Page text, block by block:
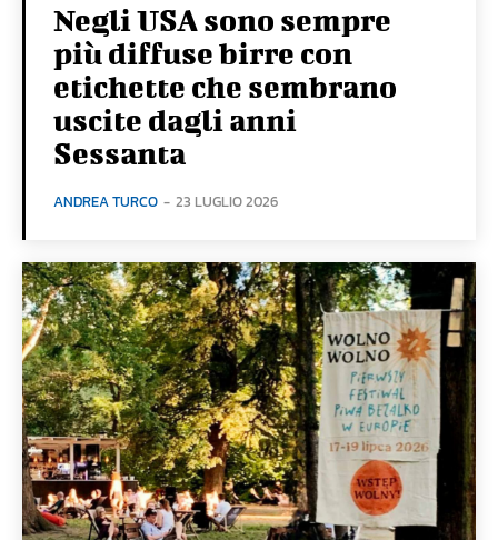
Negli USA sono sempre
più diffuse birre con
etichette che sembrano
uscite dagli anni
Sessanta
ANDREA TURCO - 23 LUGLIO 2026